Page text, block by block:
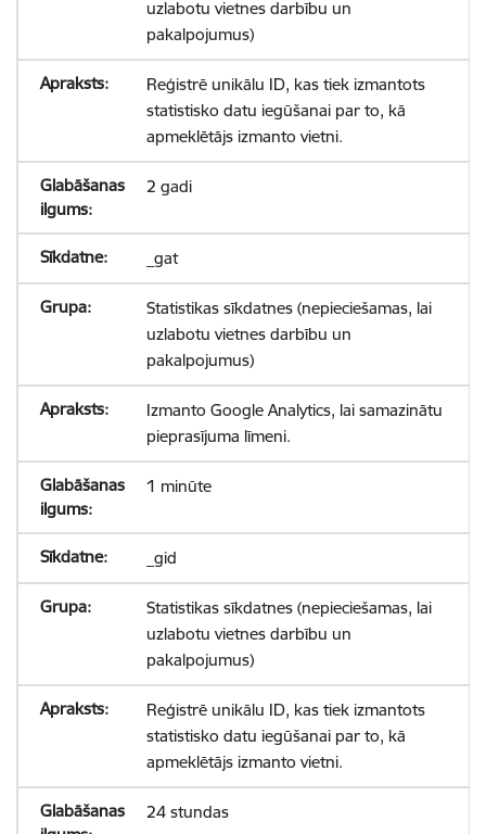
uzlabotu vietnes darbību un
pakalpojumus)
Reģistrē unikālu ID, kas tiek izmantots
statistisko datu iegūšanai par to, kā
apmeklētājs izmanto vietni.
2 gadi
_gat
Statistikas sīkdatnes (nepieciešamas, lai
uzlabotu vietnes darbību un
pakalpojumus)
Izmanto Google Analytics, lai samazinātu
pieprasījuma līmeni.
1 minūte
_gid
Statistikas sīkdatnes (nepieciešamas, lai
uzlabotu vietnes darbību un
pakalpojumus)
Reģistrē unikālu ID, kas tiek izmantots
statistisko datu iegūšanai par to, kā
apmeklētājs izmanto vietni.
24 stundas